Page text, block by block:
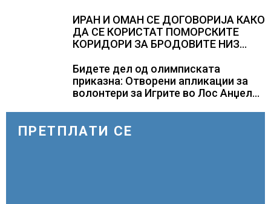
ИРАН И ОМАН СЕ ДОГОВОРИЈА КАКО
ДА СЕ КОРИСТАТ ПОМОРСКИТЕ
КОРИДОРИ ЗА БРОДОВИТЕ НИЗ
Бидете дел од олимписката
приказна: Отворени апликации за
волонтери за Игрите во Лос Анџелес
ПРЕТПЛАТИ СЕ